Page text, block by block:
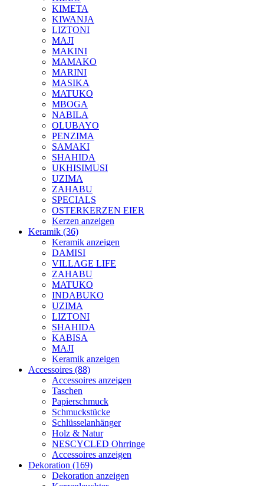
KIMETA
KIWANJA
LIZTONI
MAJI
MAKINI
MAMAKO
MARINI
MASIKA
MATUKO
MBOGA
NABILA
OLUBAYO
PENZIMA
SAMAKI
SHAHIDA
UKHISIMUSI
UZIMA
ZAHABU
SPECIALS
OSTERKERZEN EIER
Kerzen anzeigen
Keramik (36)
Keramik anzeigen
DAMISI
VILLAGE LIFE
ZAHABU
MATUKO
INDABUKO
UZIMA
LIZTONI
SHAHIDA
KABISA
MAJI
Keramik anzeigen
Accessoires (88)
Accessoires anzeigen
Taschen
Papierschmuck
Schmuckstücke
Schlüsselanhänger
Holz & Natur
NESCYCLED Ohrringe
Accessoires anzeigen
Dekoration (169)
Dekoration anzeigen